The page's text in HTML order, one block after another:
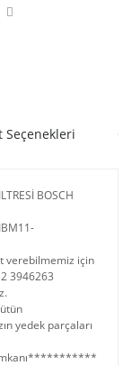
Seçenekleri
BOSCH
verebilmemiz için
3946263
yedek parçaları